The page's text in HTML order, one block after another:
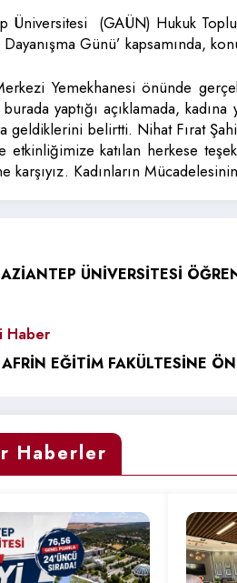
Üniversitesi (GAÜN) Hukuk
Dayanışma Günü’ kapsamında,
Yemekhanesi önünde
burada yaptığı açıklamada,
geldiklerini belirtti. Nihat Fırat
etkinliğimize katılan herkese
karşıyız. Kadınların
ÜNİVERSİTESİ
Haber
EĞİTİM FAKÜLTESİNE
Haberler